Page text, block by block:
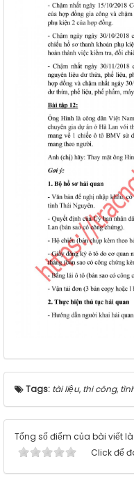
Tags: tài liệu, thi công,
Tổng số điểm của bài viết
Click để